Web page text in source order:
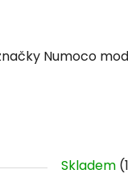
Numoco
Skladem